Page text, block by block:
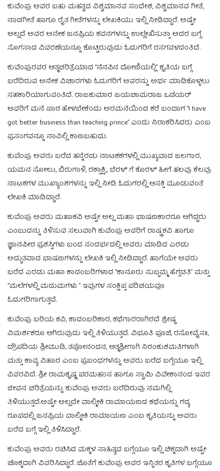
ಕುವೆಂಪು ಅವರ ಬಹು ಮಹತ್ವದ ವಿಶ್ವಮಾನವ ಸಂದೇಶ, ವಿಶ್ವಮಾನವ ಗೀತೆ,
ನಾಡಗೀತೆ ಹಾಗೂ ರೈತ ಗೀತೆಗಳನ್ನು ಲೇಖಕಿಯು ಇಲ್ಲಿ ನೀಡಿದ್ದಾರೆ. ಅಷ್ಟೇ
ಅಲ್ಲದೆ ಅವರ ಅನೇಕ ಜನಪ್ರಿಯ ಕವನಗಳನ್ನು ಉಲ್ಲೇಖಿಸುತ್ತಾ ಅದರ ಬಗ್ಗೆ
ಸೊಗಸಾದ ವಿವರಣೆಯನ್ನೂ ಕೊಟ್ಟಿರುವುದು ಓದುಗರಿಗೆ ರಸಗವಳದಂತಿದೆ.
ಕುವೆಂಪುರವರ ಆತ್ಮಚರಿತ್ರೆಯಾದ “ನೆನಪಿನ ದೋಣಿಯಲ್ಲಿ” ಕೃತಿಯ ಬಗ್ಗೆ
ಬರೆದಿರುವ ಅನೇಕ ವಿಚಾರಗಳು ಓದುಗರಿಗೆ ಅವರನ್ನು ಅರ್ಥ ಮಾಡಿಕೊಳ್ಳಲು
ಸಹಕಾರಿಯಾಗುವಂತಿದೆ. ರಾಜಕುಮಾರ ಜಯಚಾಮರಾಜ ಒಡೆಯರ್
ಅವರಿಗೆ ಮನೆ ಪಾಠ ಹೇಳಬೇಕೆಂದು ಅರಮನೆಯಿಂದ ಕರೆ ಬಂದಾಗ “I have
got better business than teaching prince” ಎಂದು ನಿರಾಕರಿಸಿದರು ಎಂಬ
ಪ್ರಸಂಗವನ್ನೂ ನಾವಿಲ್ಲಿ ಕಾಣಬಹುದು.
ಕುವೆಂಪು ಅವರು ಬರೆದ ಹನ್ನೆರಡು ನಾಟಕಕಗಳಲ್ಲಿ ಮುಖ್ಯವಾದ ಜಲಗಾರ,
ಯಮನ ಸೋಲು, ಬಿರುಗಾಳಿ, ರಕ್ತಾಕ್ಷಿ,, ಬೆರಳ್ ಗೆ ಕೊರಳ್ ಹೀಗೆ ಹಲವು ಕೆಲವು
ನಾಟಕಗಳ ಮುಖ್ಯಾಂಶಗಳನ್ನು ಇಲ್ಲಿ ನೀಡಿ ಓದುಗರಲ್ಲಿ ಆಸಕ್ತಿ ಮೂಡುವಂತೆ
ಲೇಖಕಿ ಮಾಡಿದ್ದಾರೆ.
ಕುವೆಂಪು ಅವರು ಮಹಾಕವಿ ಅಷ್ಟೇ ಅಲ್ಲ ಮಹಾ ಭಾಷಣಕಾರರೂ ಆಗಿದ್ದರು
ಎಂಬುದನ್ನು ತಿಳಿಸುವ ಸಲುವಾಗಿ ಕುವೆಂಪು ಅವರಿಗೆ ರಾಷ್ಟ್ರಕವಿ ಹಾಗೂ
ಜ್ಞಾನಪೀಠ ಪ್ರಶಸ್ತಿಗಳು ಬಂದ ಸಂದರ್ಭದಲ್ಲಿ ಅವರು ಮಾಡಿದ ಎರಡು
ಅದ್ಭುತವಾದ ಭಾಷಣಗಳನ್ನು ಲೇಖಕಿ ಇಲ್ಲಿ ನೀಡಿದ್ದಾರೆ. ಹಾಗೆಯೇ ಅವರು
ಬರೆದ ಎರಡು ಮಹಾ ಕಾದಂಬರಿಗಳಾದ “ಕಾನೂರು ಸುಬ್ಬಮ್ಮ ಹೆಗ್ಗಡತಿ” ಮತ್ತು
“ಮಲೆಗಳಲ್ಲಿ ಮದುಮಗಳು ” ಇವುಗಳ ಸಂಕ್ಷಿಪ್ತ ಪರಿಚಯವೂ
ಓದುಗರಿಗಾಗುತ್ತದೆ.
ಕುವೆಂಪು ಬರಿಯ ಕವಿ, ಕಾದಂಬರಿಕಾರ, ಕಥೆಗಾರರಾಗಿರದೆ ಶ್ರೇಷ್ಠ
ವಿಮರ್ಶಕರೂ ಆಗಿರುವುದು ಇಲ್ಲಿ ತಿಳಿಯುತ್ತದೆ. ವಿಭೂತಿ ಪೂಜೆ, ರಸೋವೈಸಃ,
ದ್ರೌಪದಿಯ ಶ್ರೀಮುಡಿ, ತಪೋನಂದನ, ಆತ್ಮಶ್ರೀಗಾಗಿ ನಿರಂಕುಶಮತಿಗಳಾಗಿ
ಮತ್ತು ಕಾವ್ಯ ವಿಹಾರ ಎಂಬ ಪ್ರಬಂಧಗಳನ್ನು ಅವರು ಬರೆದ ಬಗ್ಗೆಯೂ ಇಲ್ಲಿ
ವಿವರವಿದೆ. ಶ್ರೀ ರಾಮಕೃಷ್ಣ ಪರಮಹಂಸ ಹಾಗೂ ಸ್ವಾಮಿ ವಿವೇಕಾನಂದ ಇವರ
ಜೀವನ ಚರಿತ್ರೆಯನ್ನು ಕುವೆಂಪು ಅವರು ಬರೆದಿರುವು ನಮಗಿಲ್ಲಿ
ತಿಳಿಯುತ್ತದೆ.ಅಷ್ಟೇ ಅಲ್ಲದೇ ವಾಲ್ಮೀಕಿ ರಾಮಾಯಣದ ಕಥೆಯನ್ನು ಗದ್ಯ
ರೂಪದಲ್ಲಿ ಜನಪ್ರಿಯ ವಾಲ್ಮೀಕಿ ರಾಮಾಯಣ ಎಂಬ ಕೃತಿಯನ್ನು ಅವರು
ಬರೆದ ಬಗ್ಗೆ ಇಲ್ಲಿ ತಿಳಿಸಿದ್ದಾರೆ.
ಕುವೆಂಪು ಅವರು ರಚಿಸಿದ ಮಕ್ಕಳ ಸಾಹಿತ್ಯದ ಬಗ್ಗೆಯೂ ಇಲ್ಲಿ ಚಿಕ್ಕದಾಗಿ ಅಷ್ಟೇ
ಚೊಕ್ಕದಾಗಿ ವಿವರಿಸಿದ್ದಾರೆ. ಜೊತೆಗೆ ಕುವೆಂಪು ಅವರ ಇನ್ನಿತರ ಕೃತಿಗಳ ಬಗ್ಗೆಯೂ